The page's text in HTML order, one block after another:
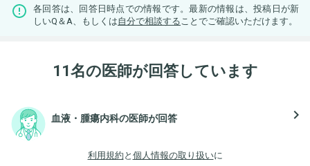
各回答は、回答日時点での情報です。最新の情報は、投稿日が新
しいQ＆A、もしくは自分で相談する ことでご確認いただけます。
11名の医師が回答しています
血液・腫瘍内科の医師が回答 navigate_next
利用規約 と 個人情報の取り扱いに